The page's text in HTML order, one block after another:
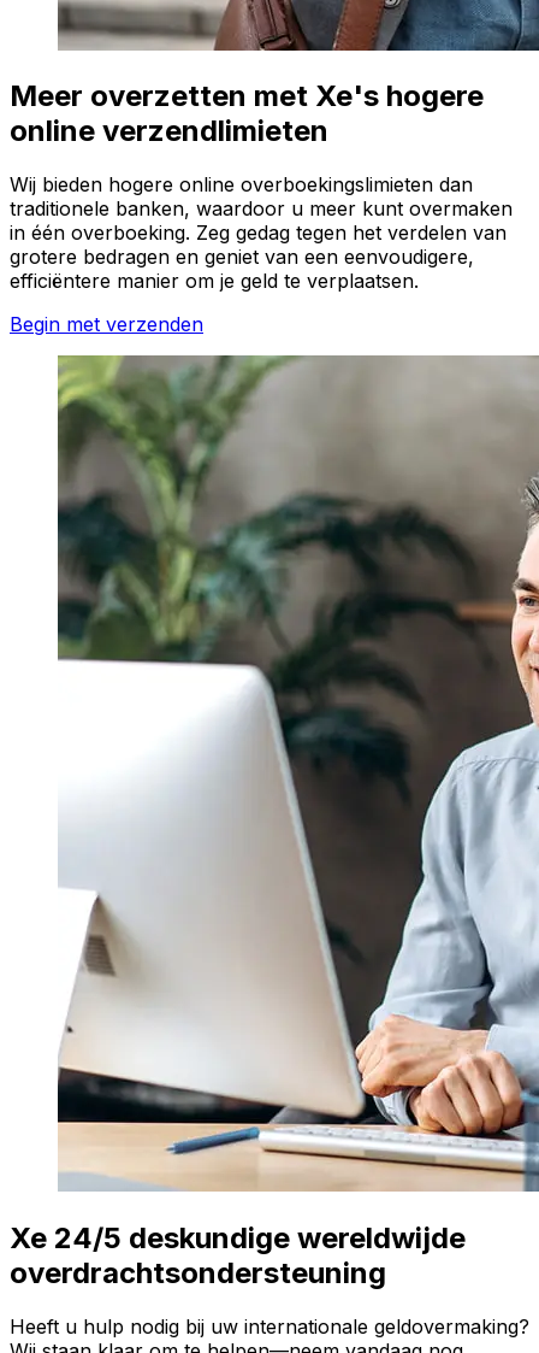
Meer overzetten met Xe's hogere
online verzendlimieten
Wij bieden hogere online overboekingslimieten dan
traditionele banken, waardoor u meer kunt overmaken
in één overboeking. Zeg gedag tegen het verdelen van
grotere bedragen en geniet van een eenvoudigere,
efficiëntere manier om je geld te verplaatsen.
Begin met verzenden
Xe 24/5 deskundige wereldwijde
overdrachtsondersteuning
Heeft u hulp nodig bij uw internationale geldovermaking?